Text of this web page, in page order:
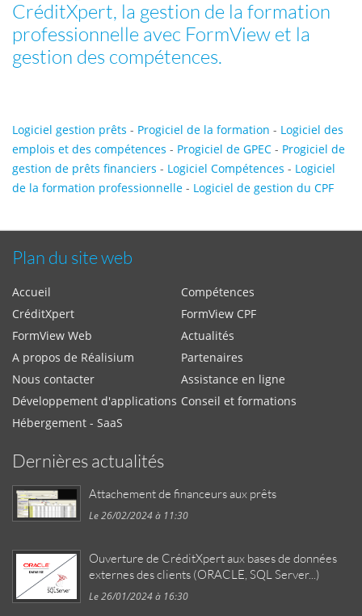
CréditXpert, la gestion de la formation
professionnelle avec FormView et la
gestion des compétences.
Logiciel gestion prêts - Progiciel de la formation - Logiciel des
emplois et des compétences - Progiciel de GPEC - Progiciel de
gestion de prêts financiers - Logiciel Compétences - Logiciel
de la formation professionnelle - Logiciel de gestion du CPF
Plan du site web
Accueil
Compétences
CréditXpert
FormView CPF
FormView Web
Actualités
A propos de Réalisium
Partenaires
Nous contacter
Assistance en ligne
Développement d'applications Conseil et formations
Hébergement - SaaS
Dernières actualités
Attachement de financeurs aux prêts
Le 26/02/2024 à 11:30
Ouverture de CréditXpert aux bases de données
externes des clients (ORACLE, SQL Server...)
Le 26/01/2024 à 16:30